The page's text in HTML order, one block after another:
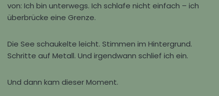
von: Ich bin unterwegs. Ich schlafe nicht einfach – ich
überbrücke eine Grenze.
Die See schaukelte leicht. Stimmen im Hintergrund.
Schritte auf Metall. Und irgendwann schlief ich ein.
Und dann kam dieser Moment.